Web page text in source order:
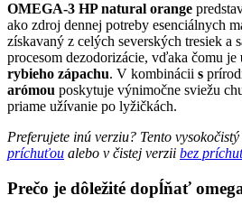
OMEGA-3 HP natural orange
ako zdroj dennej potreby esenciálnych
získavaný z celých severských tresiek a
procesom dezodorizácie, vďaka čomu je
rybieho zápachu. V kombinácii s
arómou poskytuje výnimočne sviežu
priame užívanie po lyžičkách.
Preferujete inú verziu? Tento
príchuťou alebo v čistej verzii bez
Prečo je dôležité dopĺňať